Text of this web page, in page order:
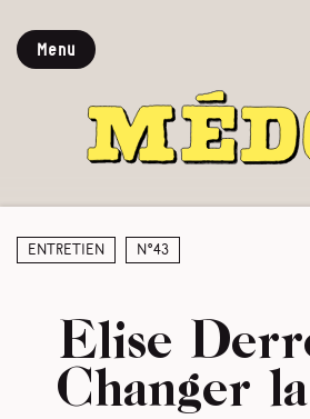
Menu
Entretien N°43
Elise
Changer